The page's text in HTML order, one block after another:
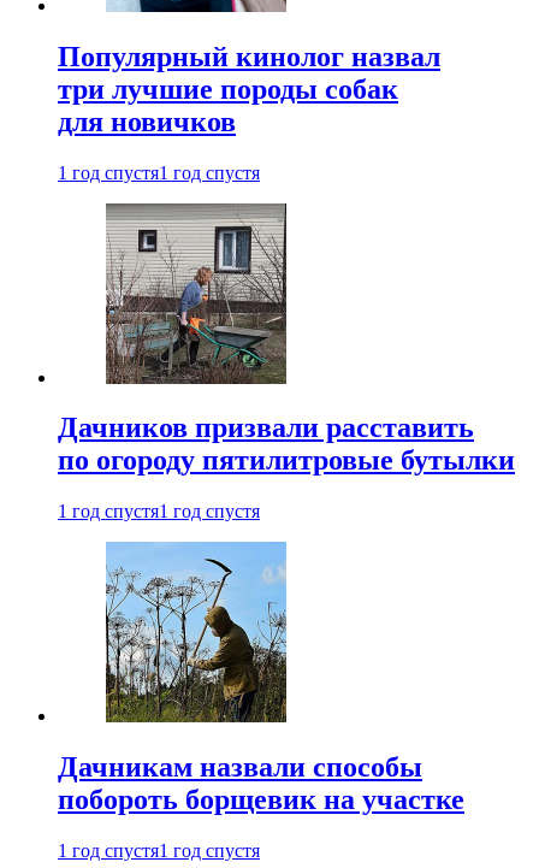
Популярный кинолог назвал
три лучшие породы собак
для новичков
1 год спустя1 год спустя
Дачников призвали расставить
по огороду пятилитровые бутылки
1 год спустя1 год спустя
Дачникам назвали способы
побороть борщевик на участке
1 год спустя1 год спустя